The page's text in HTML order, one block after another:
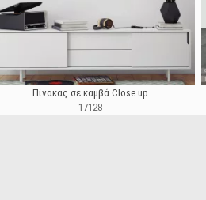
Πίνακας σε καμβά Close up
17128